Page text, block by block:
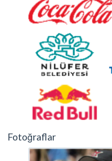
Fotoğraflar